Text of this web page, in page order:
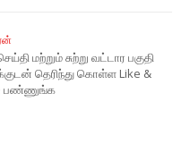
மற்றும் சுற்று வட்டார பகுதி
தெரிந்து கொள்ள Like &
பண்ணுங்க